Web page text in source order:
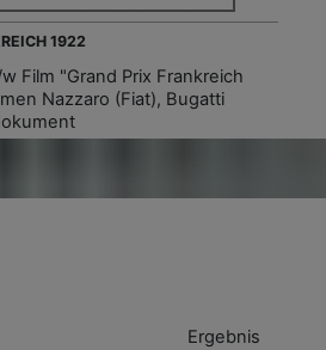
1922
Film "Grand Prix Frankreich
Nazzaro (Fiat), Bugatti
Ergebnis